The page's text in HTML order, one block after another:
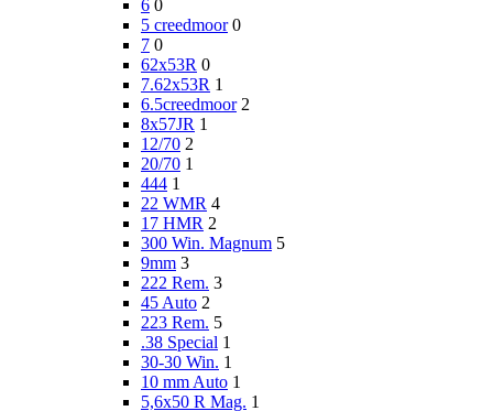
6 0
5 creedmoor 0
7 0
62x53R 0
7.62x53R 1
6.5creedmoor 2
8x57JR 1
12/70 2
20/70 1
444 1
22 WMR 4
17 HMR 2
300 Win. Magnum 5
9mm 3
222 Rem. 3
45 Auto 2
223 Rem. 5
.38 Special 1
30-30 Win. 1
10 mm Auto 1
5,6x50 R Mag. 1